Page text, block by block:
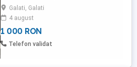
RAM: 8 GB * Stocare: SSD 256 GB *
Display: 14 IPS LCD, LED Backlight *
Rezoluție: Full HD (1920 x 1080) * Placă
video: Radeon RX 550 (2 GB), Intel UHD
Graphics 620 (128 MB) Conectivitate: Wi-
Galati, Galati
4 august
1 000 RON
Telefon validat